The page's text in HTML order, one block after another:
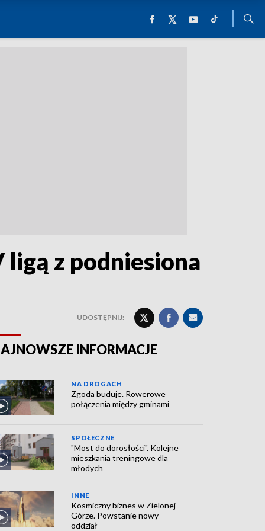
ligą z podniesiona
UDOSTĘPNIJ:
INFORMACJE
NA DROGACH
Zgoda buduje. Rowerowe
połączenia między gminami
SPOŁECZNE
"Most do dorosłości". Kolejne
mieszkania treningowe dla
młodych
INNE
Kosmiczny biznes w Zielonej
Górze. Powstanie nowy
oddział